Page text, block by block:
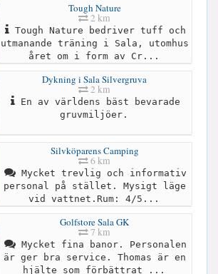
Tough Nature
2 km
Tough Nature bedriver tuff och
utmanande träning i Sala, utomhus
året om i form av Cr...
Dykning i Sala Silvergruva
2 km
En av världens bäst bevarade
gruvmiljöer.
Silvköparens Camping
6 km
Mycket trevlig och informativ
personal på stället. Mysigt läge
vid vattnet.Rum: 4/5...
Golfstore Sala GK
7 km
Mycket fina banor. Personalen
är ger bra service. Thomas är en
hjälte som förbättrat ...